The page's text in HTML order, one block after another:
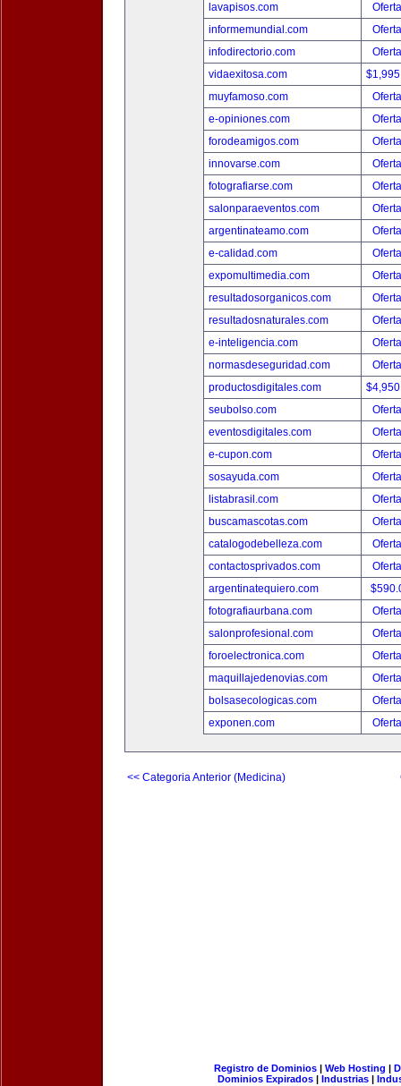
lavapisos.com
informemundial.com
infodirectorio.com
vidaexitosa.com
muyfamoso.com
e-opiniones.com
forodeamigos.com
innovarse.com
fotografiarse.com
salonparaeventos.com
argentinateamo.com
e-calidad.com
expomultimedia.com
resultadosorganicos.com
resultadosnaturales.com
e-inteligencia.com
normasdeseguridad.com
productosdigitales.com
seubolso.com
eventosdigitales.com
e-cupon.com
sosayuda.com
listabrasil.com
buscamascotas.com
catalogodebelleza.com
contactosprivados.com
argentinatequiero.com
fotografiaurbana.com
salonprofesional.com
foroelectronica.com
maquillajedenovias.com
bolsasecologicas.com
exponen.com
<< Categoria Anterior (Medicina)
Registro de Dominios| Web Hosting |
Dominios Expirados | Industrias |